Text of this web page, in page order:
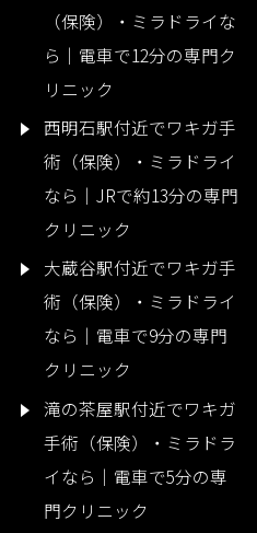
（保険）・ミラドライな
ら｜電車で12分の専門ク
リニック
西明石駅付近でワキガ手
術（保険）・ミラドライ
なら｜JRで約13分の専門
クリニック
大蔵谷駅付近でワキガ手
術（保険）・ミラドライ
なら｜電車で9分の専門
クリニック
滝の茶屋駅付近でワキガ
手術（保険）・ミラドラ
イなら｜電車で5分の専
門クリニック